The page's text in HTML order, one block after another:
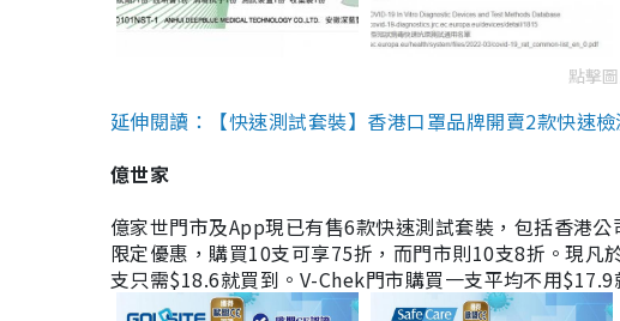
點擊
延伸閱讀：【快速測試套裝】香港口罩品牌開賣2款快速
億世家
億家世門市及App現已有售6款快速測試套裝，包括香港
限定優惠，購買10支可享75折，而門市則10支8折。現
支只需$18.6就買到。V-Chek門市購買一支平均不用$17.9